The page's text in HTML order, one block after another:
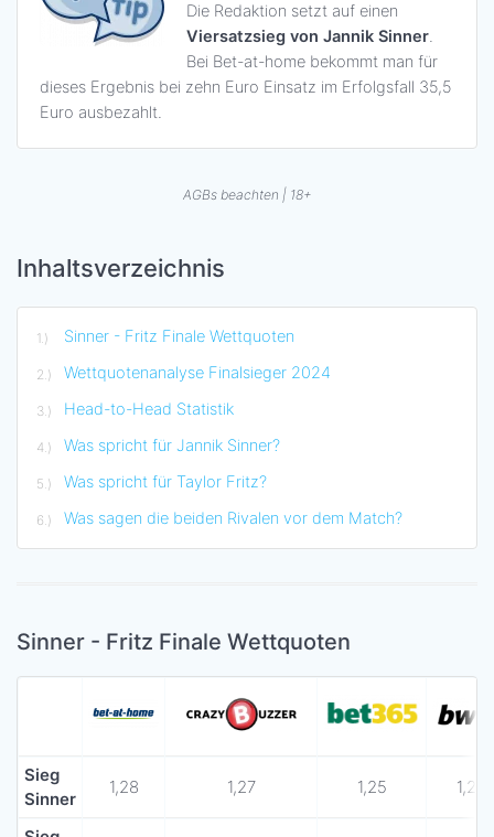
Die Redaktion setzt auf einen
Viersatzsieg von Jannik Sinner.
Bei Bet-at-home bekommt man für
dieses Ergebnis bei zehn Euro Einsatz im Erfolgsfall 35,5
Euro ausbezahlt.
AGBs beachten | 18+
Inhaltsverzeichnis
Sinner - Fritz Finale Wettquoten
Wettquotenanalyse Finalsieger 2024
Head-to-Head Statistik
Was spricht für Jannik Sinner?
Was spricht für Taylor Fritz?
Was sagen die beiden Rivalen vor dem Match?
Sinner - Fritz Finale Wettquoten
Sieg
Sinner
1,28 1,27 1,25 1,28